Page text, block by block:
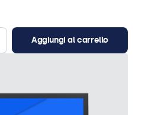
Aggiungi al carrello